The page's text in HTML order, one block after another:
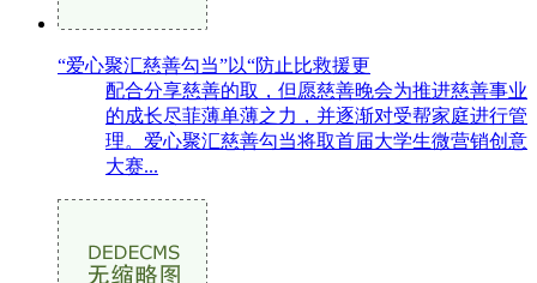
“爱心聚汇慈善勾当”以“防止比救援更
配合分享慈善的取，但愿慈善晚会为推进慈善事业
的成长尽菲薄单薄之力，并逐渐对受帮家庭进行管
理。爱心聚汇慈善勾当将取首届大学生微营销创意
大赛...